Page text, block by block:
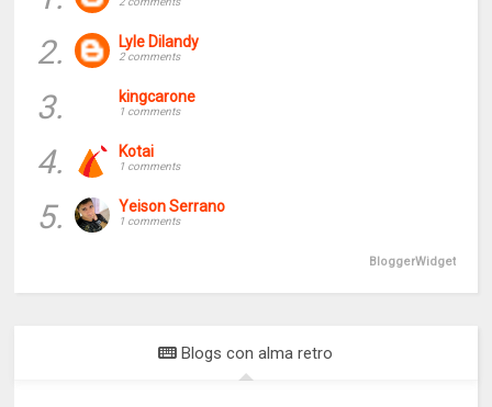
2. Lyle Dilandy
2 comments
3. kingcarone
1 comments
4. Kotai
1 comments
5. Yeison Serrano
1 comments
BloggerWidget
Blogs con alma retro